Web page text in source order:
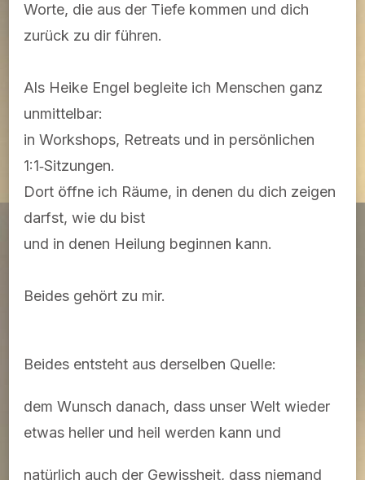
Worte, die aus der Tiefe kommen und dich
zurück zu dir führen.
Als Heike Engel begleite ich Menschen ganz
unmittelbar:
in Workshops, Retreats und in persönlichen
1:1‑Sitzungen.
Dort öffne ich Räume, in denen du dich zeigen
darfst, wie du bist
und in denen Heilung beginnen kann.
Beides gehört zu mir.
Beides entsteht aus derselben Quelle:
dem Wunsch danach, dass unser Welt wieder
etwas heller und heil werden kann und
natürlich auch der Gewissheit, dass niemand